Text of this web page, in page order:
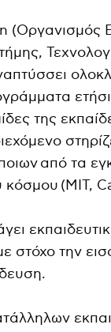
(Οργανισμός
της
από τα
κόσμου (MIT,
στόχο την